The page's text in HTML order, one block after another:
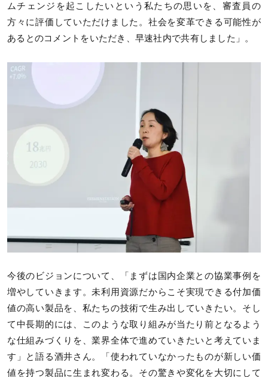
ムチェンジを起こしたいという私たちの思いを、審査員の
方々に評価していただけました。社会を変革できる可能性が
あるとのコメントをいただき、早速社内で共有しました」。
今後のビジョンについて、「まずは国内企業との協業事例を
増やしていきます。未利用資源だからこそ実現できる付加価
値の高い製品を、私たちの技術で生み出していきたい。そし
て中長期的には、このような取り組みが当たり前となるよう
な仕組みづくりを、業界全体で進めていきたいと考えていま
す」と語る酒井さん。「使われていなかったものが新しい価
値を持つ製品に生まれ変わる。その驚きや変化を大切にして